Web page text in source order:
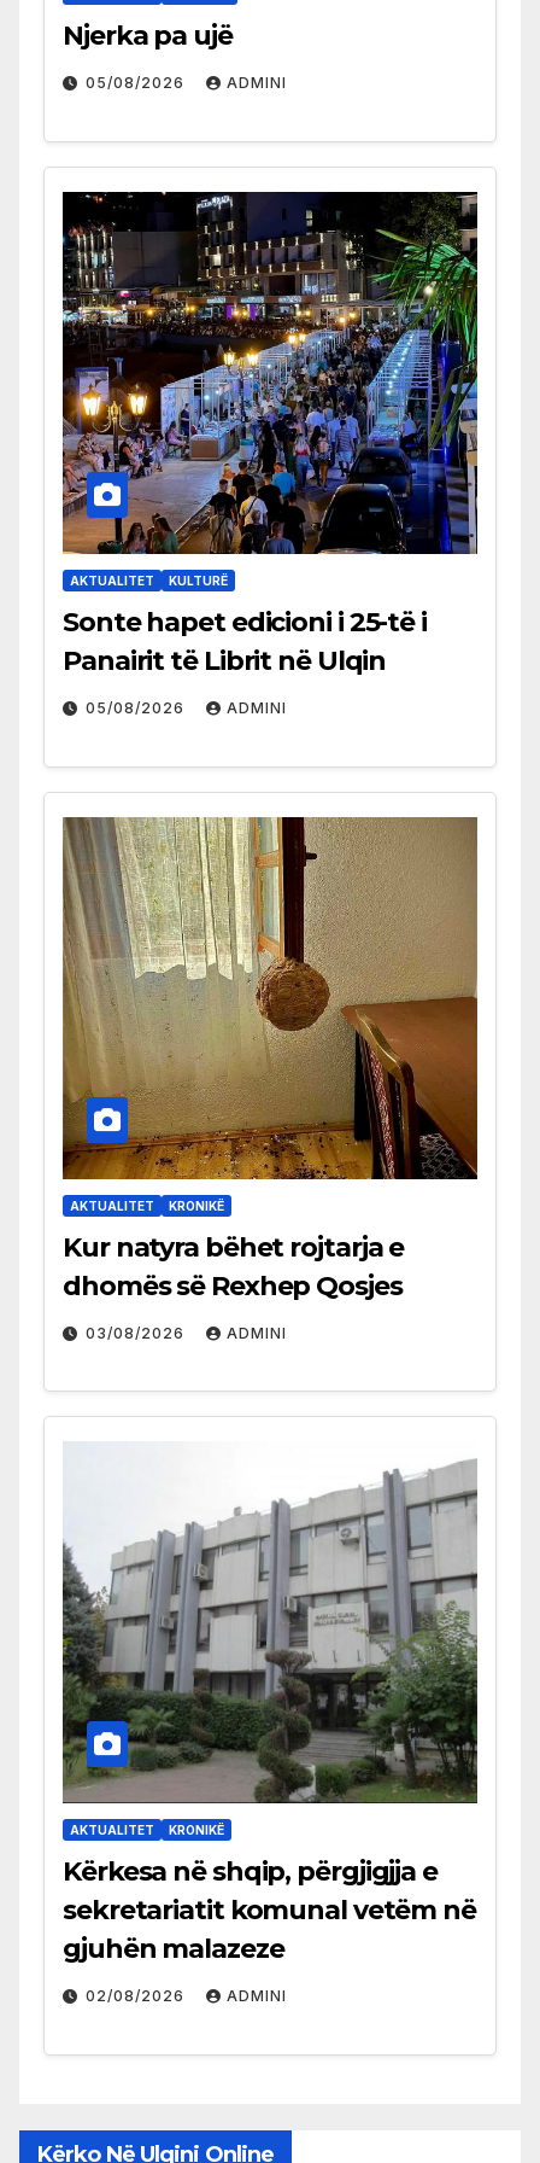
Njerka pa ujë
05/08/2026 ADMINI
AKTUALITET KULTURË
Sonte hapet edicioni i 25-të i
Panairit të Librit në Ulqin
05/08/2026 ADMINI
AKTUALITET KRONIKË
Kur natyra bëhet rojtarja e
dhomës së Rexhep Qosjes
03/08/2026 ADMINI
AKTUALITET KRONIKË
Kërkesa në shqip, përgjigjja e
sekretariatit komunal vetëm në
gjuhën malazeze
02/08/2026 ADMINI
Kërko Në Ulqini Online